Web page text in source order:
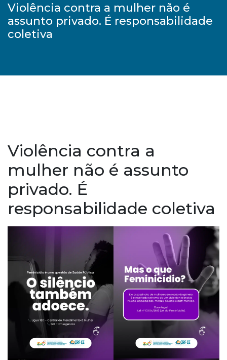
Violência contra a mulher não é
assunto privado. É responsabilidade
coletiva
Violência contra a
mulher não é assunto
privado. É
responsabilidade coletiva